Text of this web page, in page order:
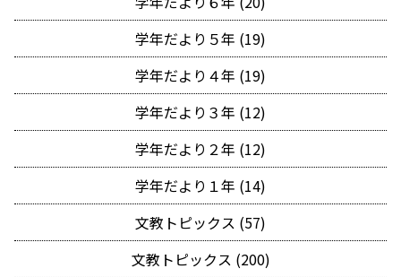
学年だより５年 (19)
学年だより４年 (19)
学年だより３年 (12)
学年だより２年 (12)
学年だより１年 (14)
文教トピックス (57)
文教トピックス (200)